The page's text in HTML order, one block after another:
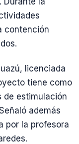
contención
licenciada
tiene como
de estimulación
además
por la profesora